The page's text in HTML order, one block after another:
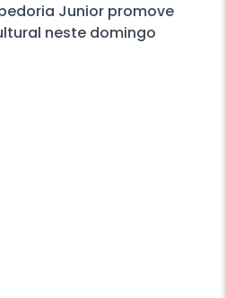
Junior promove
neste domingo